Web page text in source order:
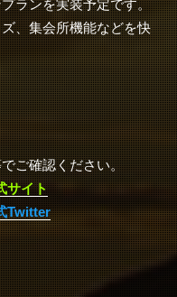
ランを実装予定です。
、集会所機能などを快
ご確認ください。
サイト
Twitter